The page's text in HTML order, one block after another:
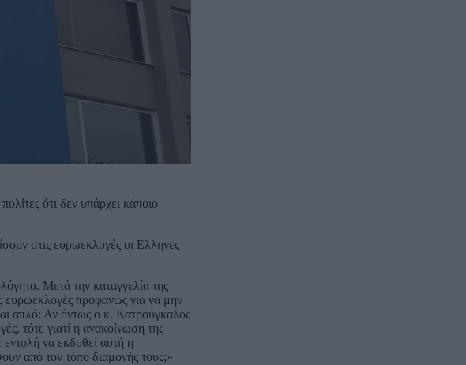
ότι δεν υπάρχει κάποιο
στις ευρωεκλογές οι Ελληνες
Μετά την καταγγελία της
ευρωεκλογές προφανώς για να μην
απλό: Αν όντως ο κ. Κατρούγκαλος
τότε γιατί η ανακοίνωση της
να εκδοθεί αυτή η
από τον τόπο διαμονής τους;»